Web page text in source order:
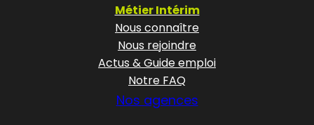
Métier Intérim
Nous connaître
Nous rejoindre
Actus & Guide emploi
Notre FAQ
Nos agences